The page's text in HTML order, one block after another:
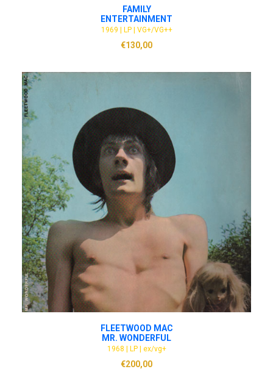
ADD TO CART
FAMILY
ENTERTAINMENT
1969 | LP | VG+/VG++
€130,00
ADD TO CART
FLEETWOOD MAC
MR. WONDERFUL
1968 | LP | ex/vg+
€200,00